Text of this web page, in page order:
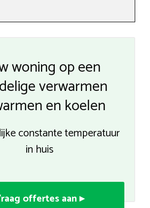
woning op een
verwarmen
en koelen
constante temperatuur
in huis
offertes aan ▸